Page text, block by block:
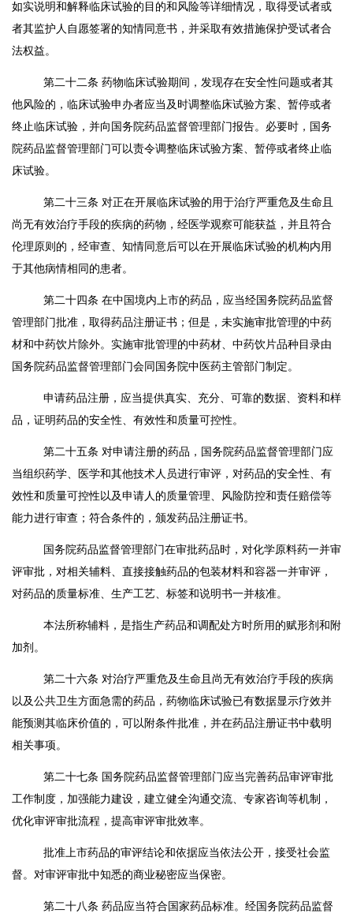
如实说明和解释临床试验的目的和风险等详细情况，取得受试者或
者其监护人自愿签署的知情同意书，并采取有效措施保护受试者合
法权益。
第二十二条 药物临床试验期间，发现存在安全性问题或者其
他风险的，临床试验申办者应当及时调整临床试验方案、暂停或者
终止临床试验，并向国务院药品监督管理部门报告。必要时，国务
院药品监督管理部门可以责令调整临床试验方案、暂停或者终止临
床试验。
第二十三条 对正在开展临床试验的用于治疗严重危及生命且
尚无有效治疗手段的疾病的药物，经医学观察可能获益，并且符合
伦理原则的，经审查、知情同意后可以在开展临床试验的机构内用
于其他病情相同的患者。
第二十四条 在中国境内上市的药品，应当经国务院药品监督
管理部门批准，取得药品注册证书；但是，未实施审批管理的中药
材和中药饮片除外。实施审批管理的中药材、中药饮片品种目录由
国务院药品监督管理部门会同国务院中医药主管部门制定。
申请药品注册，应当提供真实、充分、可靠的数据、资料和样
品，证明药品的安全性、有效性和质量可控性。
第二十五条 对申请注册的药品，国务院药品监督管理部门应
当组织药学、医学和其他技术人员进行审评，对药品的安全性、有
效性和质量可控性以及申请人的质量管理、风险防控和责任赔偿等
能力进行审查；符合条件的，颁发药品注册证书。
国务院药品监督管理部门在审批药品时，对化学原料药一并审
评审批，对相关辅料、直接接触药品的包装材料和容器一并审评，
对药品的质量标准、生产工艺、标签和说明书一并核准。
本法所称辅料，是指生产药品和调配处方时所用的赋形剂和附
加剂。
第二十六条 对治疗严重危及生命且尚无有效治疗手段的疾病
以及公共卫生方面急需的药品，药物临床试验已有数据显示疗效并
能预测其临床价值的，可以附条件批准，并在药品注册证书中载明
相关事项。
第二十七条 国务院药品监督管理部门应当完善药品审评审批
工作制度，加强能力建设，建立健全沟通交流、专家咨询等机制，
优化审评审批流程，提高审评审批效率。
批准上市药品的审评结论和依据应当依法公开，接受社会监
督。对审评审批中知悉的商业秘密应当保密。
第二十八条 药品应当符合国家药品标准。经国务院药品监督